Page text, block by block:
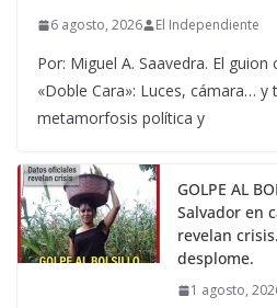
6 agosto, 2026 El Independiente
Por: Miguel A. Saavedra. El
«Doble Cara»: Luces, cámara…
metamorfosis política y
GOLPE AL
Salvador en
revelan
desplome.
1 agosto,